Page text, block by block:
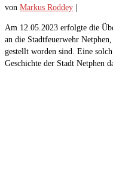
von Markus Roddey
Am 12.05.2023 erfolgte die
an die Stadtfeuerwehr
gestellt worden sind. Eine
Geschichte der Stadt Netphen